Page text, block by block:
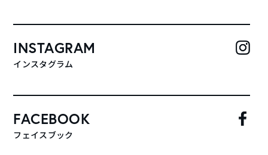
INSTAGRAM
インスタグラム
FACEBOOK
フェイスブック